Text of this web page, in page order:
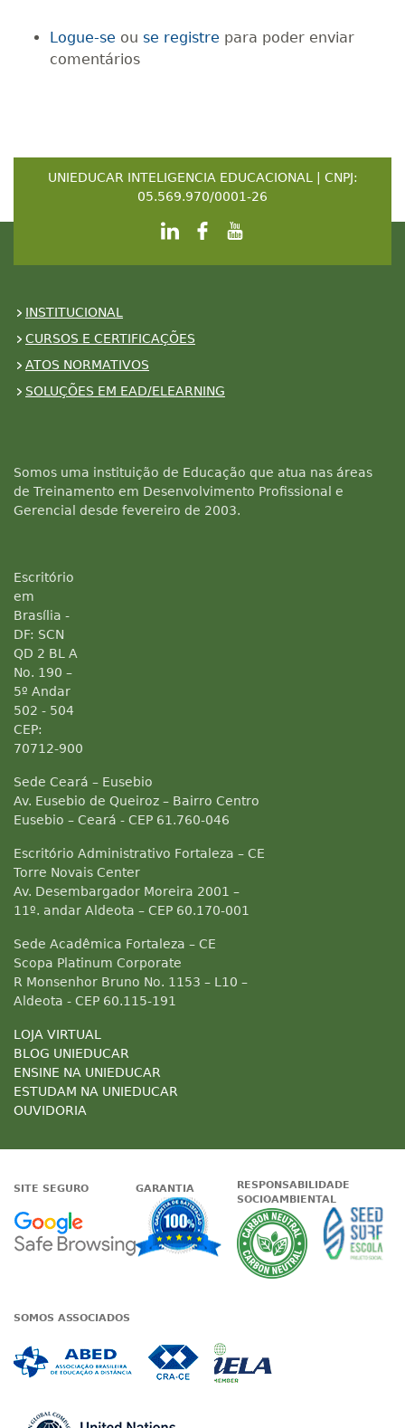
Logue-se ou se registre para poder enviar
comentários
UNIEDUCAR INTELIGENCIA EDUCACIONAL | CNPJ:
05.569.970/0001-26
INSTITUCIONAL
CURSOS E CERTIFICAÇÕES
ATOS NORMATIVOS
SOLUÇÕES EM EAD/ELEARNING
Somos uma instituição de Educação que atua nas áreas
de Treinamento em Desenvolvimento Profissional e
Gerencial desde fevereiro de 2003.
Escritório
em
Brasília -
DF: SCN
QD 2 BL A
No. 190 –
5º Andar
502 - 504
CEP:
70712-900
Sede Ceará – Eusebio
Av. Eusebio de Queiroz – Bairro Centro
Eusebio – Ceará - CEP 61.760-046
Escritório Administrativo Fortaleza – CE
Torre Novais Center
Av. Desembargador Moreira 2001 –
11º. andar Aldeota – CEP 60.170-001
Sede Acadêmica Fortaleza – CE
Scopa Platinum Corporate
R Monsenhor Bruno No. 1153 – L10 –
Aldeota - CEP 60.115-191
LOJA VIRTUAL
BLOG UNIEDUCAR
ENSINE NA UNIEDUCAR
ESTUDAM NA UNIEDUCAR
OUVIDORIA
SITE SEGURO
Google - Status do site no
GARANTIA
Garantia de
RESPONSABILIDADE
SOCIOAMBIENTAL
A
SOMOS ASSOCIADOS